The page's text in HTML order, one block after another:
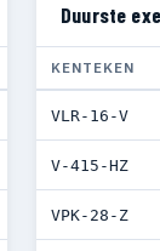
Duurste
KENTEKEN
VLR-16-V
V-415-HZ
VPK-28-Z